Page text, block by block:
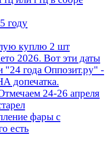
году
куплю 2 шт
2026. Вот эти даты
"24 года Оппозит.ру" -
допечатка.
24-26 апреля
фары с
есть